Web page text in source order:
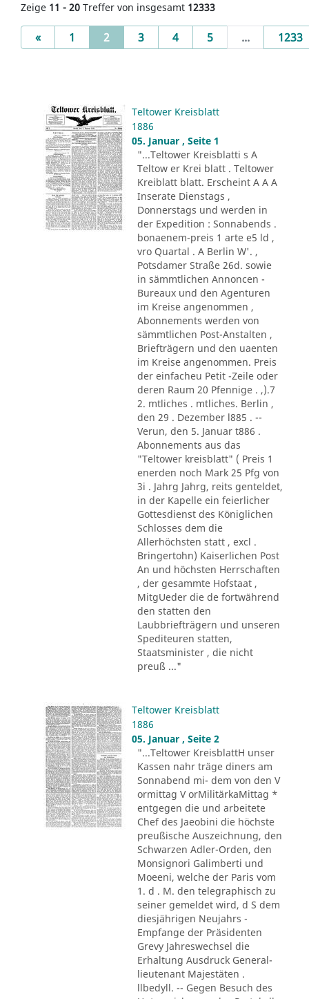
Zeige 11 - 20 Treffer von insgesamt 12333
«Previous
1 2(current)
3 4 5 ... 1233
Teltower Kreisblatt
1886
05. Januar , Seite 1
"...Teltower Kreisblatti s A
Teltow er Krei blatt . Teltower
Kreiblatt blatt. Erscheint A A A
Inserate Dienstags ,
Donnerstags und werden in
der Expedition : Sonnabends .
bonaenem-preis 1 arte e5 ld ,
vro Quartal . A Berlin W'. ,
Potsdamer Straße 26d. sowie
in sämmtlichen Annoncen -
Bureaux und den Agenturen
im Kreise angenommen ,
Abonnements werden von
sämmtlichen Post-Anstalten ,
Briefträgern und den uaenten
im Kreise angenommen. Preis
der einfacheu Petit -Zeile oder
deren Raum 20 Pfennige . ,).7
2. mtliches . mtliches. Berlin ,
den 29 . Dezember l885 . --
Verun, den 5. Januar t886 .
Abonnements aus das
"Teltower kreisblatt" ( Preis 1
enerden noch Mark 25 Pfg von
3i . Jahrg Jahrg, reits genteldet,
in der Kapelle ein feierlicher
Gottesdienst des Königlichen
Schlosses dem die
Allerhöchsten statt , excl .
Bringertohn) Kaiserlichen Post
An und höchsten Herrschaften
, der gesammte Hofstaat ,
MitgUeder die de fortwährend
den statten den
Laubbriefträgern und unseren
Spediteuren statten,
Staatsminister , die nicht
preuß ..."
Teltower Kreisblatt
1886
05. Januar , Seite 2
"...Teltower KreisblattH unser
Kassen nahr träge diners am
Sonnabend mi- dem von den V
ormittag V orMilitärkaMittag *
entgegen die und arbeitete
Chef des Jaeobini die höchste
preußische Auszeichnung, den
Schwarzen Adler-Orden, den
Monsignori Galimberti und
Moeeni, welche der Paris vom
1. d . M. den telegraphisch zu
seiner gemeldet wird, d S dem
diesjährigen Neujahrs -
Empfange der Präsidenten
Grevy Jahreswechsel die
Erhaltung Ausdruck General-
lieutenant Majestäten .
llbedyll. -- Gegen Besuch des